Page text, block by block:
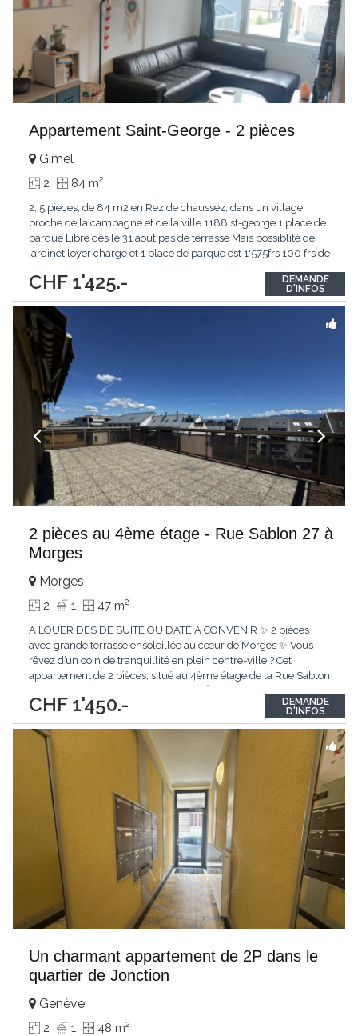
Appartement Saint-George - 2 pièces
CHF 1'425.-
Gimel
2 84 m2
2, 5 pieces, de 84 m2 en Rez de chaussez, dans un village
proche de la campagne et de la ville 1188 st-george 1 place de
parque Libre dés le 31 aout pas de terrasse Mais possiblité de
jardinet loyer charge et 1 place de parque est 1'575frs 100 frs de
DEMANDE
D'INFOS
2 pièces au 4ème étage - Rue Sablon 27 à
Morges
CHF 1'450.-
Morges
2 1 47 m2
A LOUER DES DE SUITE OU DATE A CONVENIR ✨ 2 pièces
avec grande terrasse ensoleillée au cœur de Morges ✨ Vous
rêvez d’un coin de tranquillité en plein centre-ville ? Cet
appartement de 2 pièces, situé au 4ème étage de la Rue Sablon
pied de la gare et entouré de toutes les commodités, vous
profiterez d’un...
DEMANDE
D'INFOS
Un charmant appartement de 2P dans le
quartier de Jonction
Genève
2 1 48 m2